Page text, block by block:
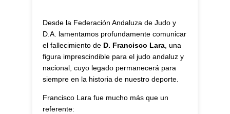
Desde la Federación Andaluza de Judo y
D.A. lamentamos profundamente comunicar
el fallecimiento de D. Francisco Lara, una
figura imprescindible para el judo andaluz y
nacional, cuyo legado permanecerá para
siempre en la historia de nuestro deporte.
Francisco Lara fue mucho más que un
referente: